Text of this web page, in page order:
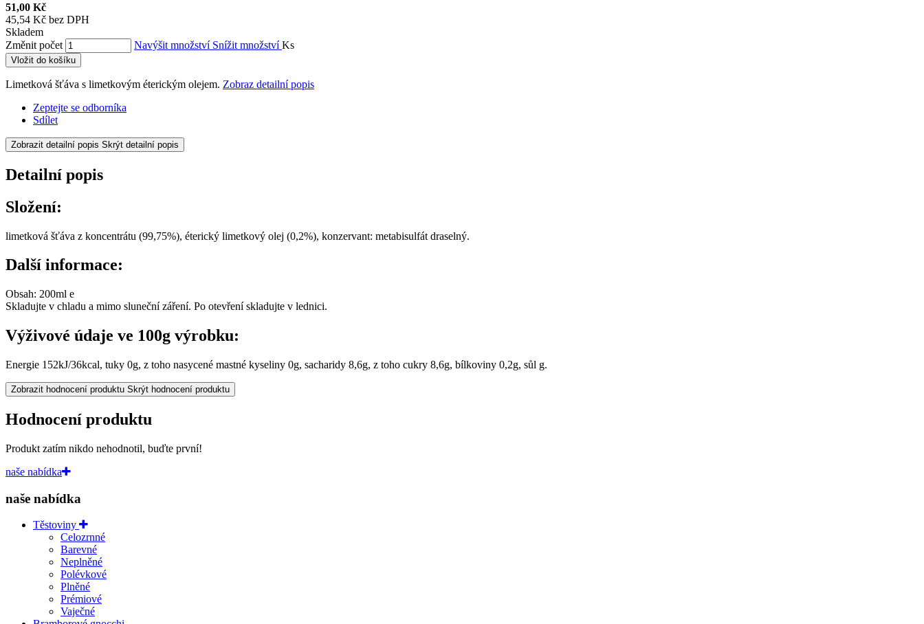
51,00 Kč
45,54 Kč bez DPH
Skladem
Změnit počet
Navýšit množství Snížit množstvíKs
Vložit do košíku
Limetková šťáva s limetkovým éterickým olejem. Zobraz detailní popis
Zeptejte se odborníka
Sdílet
Zobrazit detailní popis Skrýt detailní popis
Detailní popis
Složení:
limetková šťáva z koncentrátu (99,75%), éterický limetkový olej (0,2%), konzervant: metabisulfát draselný.
Další informace:
Obsah: 200ml e
Skladujte v chladu a mimo sluneční záření. Po otevření skladujte v lednici.
Výživové údaje ve 100g výrobku:
Energie 152kJ/36kcal, tuky 0g, z toho nasycené mastné kyseliny 0g, sacharidy 8,6g, z toho cukry 8,6g, bílkoviny 0,2g, sůl g.
Zobrazit hodnocení produktu Skrýt hodnocení produktu
Hodnocení produktu
Produkt zatím nikdo nehodnotil, buďte první!
naše nabídka
naše nabídka
Těstoviny
Celozrnné
Barevné
Neplněné
Polévkové
Plněné
Prémiové
Vaječné